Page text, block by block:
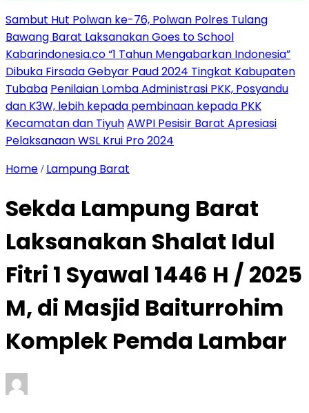
Sambut Hut Polwan ke-76, Polwan Polres Tulang
Bawang Barat Laksanakan Goes to School
Kabarindonesia.co “1 Tahun Mengabarkan Indonesia”
Dibuka Firsada Gebyar Paud 2024 Tingkat Kabupaten
Tubaba Penilaian Lomba Administrasi PKK, Posyandu
dan K3W, lebih kepada pembinaan kepada PKK
Kecamatan dan TiyuhAWPI Pesisir Barat Apresiasi
Pelaksanaan WSL Krui Pro 2024
Home / Lampung Barat
Sekda Lampung Barat
Laksanakan Shalat Idul
Fitri 1 Syawal 1446 H / 2025
M, di Masjid Baiturrohim
Komplek Pemda Lambar